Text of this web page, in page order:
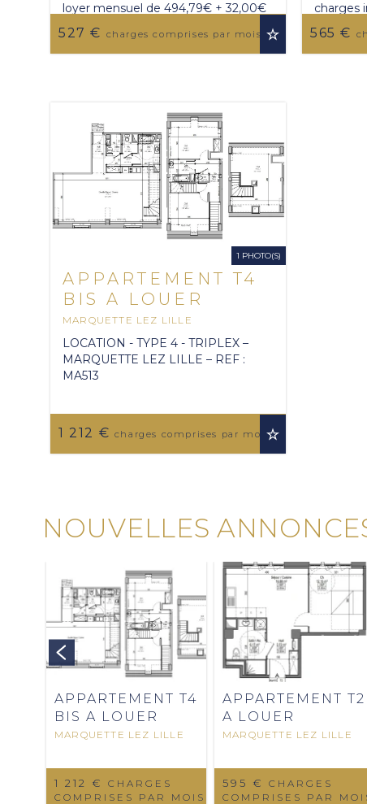
527 € charges comprises par mois
loyer mensuel de 494,79€ + 32,00€
de provision sur charges soit ...
565 €
charges
AUX FAVORIS AJOUTER AUX
1 PHOTO(S)
APPARTEMENT T4
BIS A LOUER
MARQUETTE LEZ LILLE
125.52 M2
1 212 € charges comprises par mois
LOCATION - TYPE 4 - TRIPLEX –
MARQUETTE LEZ LILLE – REF :
MA513
NOUVELLES
APPARTEMENT T4
BIS A LOUER
MARQUETTE LEZ LILLE
1 212 € CHARGES
COMPRISES PAR MOIS
APPARTEMENT T2
A LOUER
MARQUETTE LEZ LILLE
595 € CHARGES
COMPRISES PAR